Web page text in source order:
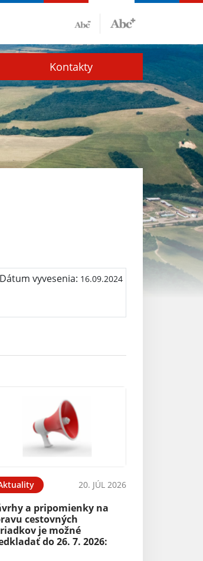
Kontakty
Dátum vyvesenia: 16.09.2024
20. JÚL 2026
a pripomienky na
cestovných
je možné
do 26. 7. 2026: